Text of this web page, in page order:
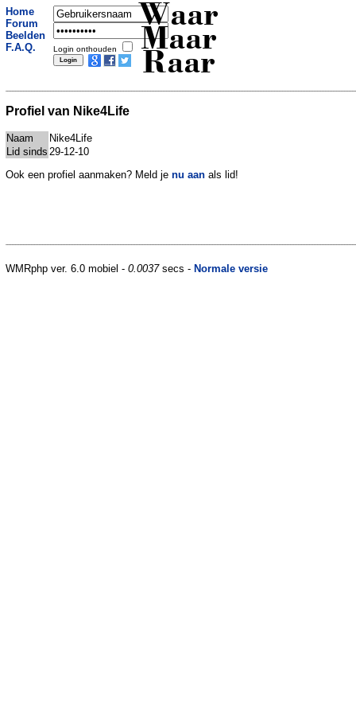
Home
Forum
Beelden
F.A.Q.
Login onthouden
Waar
Maar
Raar
Profiel van Nike4Life
Naam
Nike4Life
Lid sinds 29-12-10
Ook een profiel aanmaken? Meld je nu aan als lid!
WMRphp ver. 6.0 mobiel - 0.0037secs - Normale versie